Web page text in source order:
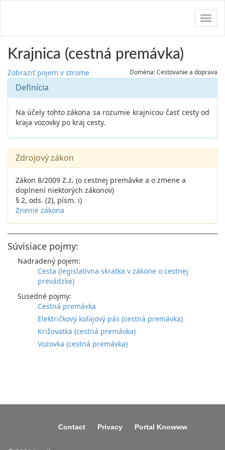
Krajnica (cestná premávka)
Zobraziť pojem v strome Doména: Cestovanie a doprava
Definícia
Na účely tohto zákona sa rozumie krajnicou časť cesty od
kraja vozovky po kraj cesty.
Zdrojový zákon
Zákon 8/2009 Z.z. (o cestnej premávke a o zmene a
doplnení niektorých zákonov)
§ 2, ods. (2), písm. i)
Znenie zákona
Súvisiace pojmy:
Nadradený pojem:
Cesta (legislatívna skratka v zákone o cestnej
prevádzke)
Susedné pojmy:
Cestná premávka
Električkový koľajový pás (cestná premávka)
Križovatka (cestná premávka)
Vozovka (cestná premávka)
Contact Privacy Portal Knowww